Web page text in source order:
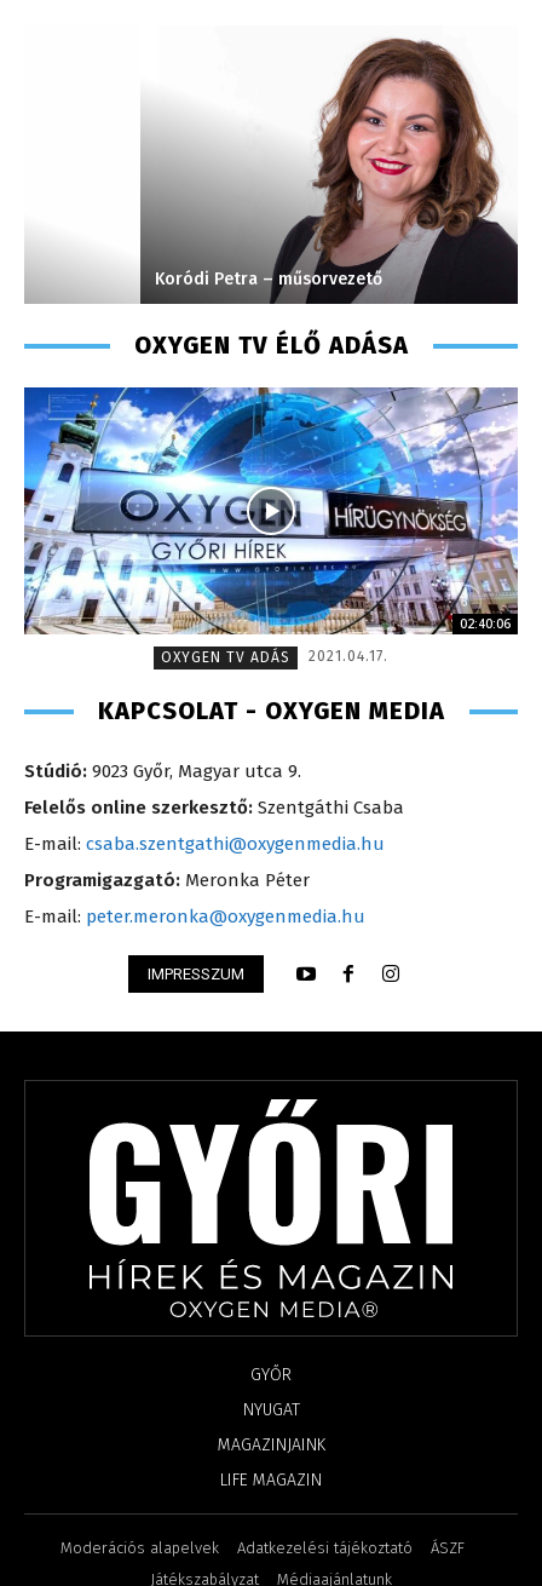
Koródi Petra – műsorvezető
OXYGEN TV ÉLŐ ADÁSA
02:40:06
OXYGEN TV ADÁS
2021.04.17.
KAPCSOLAT - OXYGEN MEDIA
Stúdió: 9023 Győr, Magyar utca 9.
Felelős online szerkesztő: Szentgáthi Csaba
E-mail: csaba.szentgathi@oxygenmedia.hu
Programigazgató: Meronka Péter
E-mail: peter.meronka@oxygenmedia.hu
IMPRESSZUM
GYŐR
NYUGAT
MAGAZINJAINK
LIFE MAGAZIN
Moderációs alapelvek Adatkezelési tájékoztató
ÁSZF
Játékszabályzat
Médiaajánlatunk